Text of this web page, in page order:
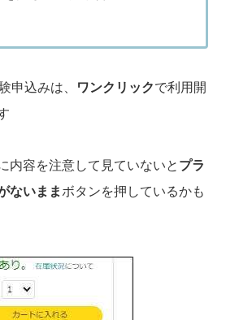
申込みは、 ワンクリックで利用開
内容を注意して見ていないと プラ
ないまま ボタンを押しているかも